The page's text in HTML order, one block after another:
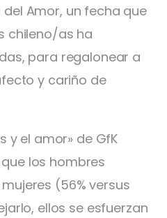
Amor, un fecha que
chileno/as ha
para regalonear a
y cariño de
y el amor» de GfK
los hombres
(56% versus
ellos se esfuerzan